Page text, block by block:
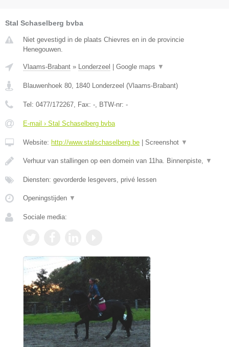
Stal Schaselberg bvba
Niet gevestigd in de plaats Chievres en in de provincie
Henegouwen.
Vlaams-Brabant » Londerzeel | Google maps ▼
Blauwenhoek 80 1840 Londerzeel (Vlaams-Brabant)
Tel: 0477/172267 , Fax: - , BTW-nr: -
E-mail › Stal Schaselberg bvba
Website: http://www.stalschaselberg.be | Screenshot ▼
Verhuur van stallingen op een domein van 11ha. Binnenpiste, ▼
Diensten: gevorderde lesgevers, privé lessen
Openingstijden ▼
Sociale media: